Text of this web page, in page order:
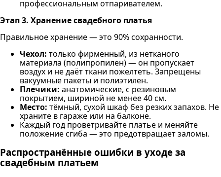
профессиональным отпаривателем.
Этап 3. Хранение свадебного платья
Правильное хранение — это 90% сохранности.
Чехол: только фирменный, из нетканого
материала (полипропилен) — он пропускает
воздух и не даёт ткани пожелтеть. Запрещены
вакуумные пакеты и полиэтилен.
Плечики: анатомические, с резиновым
покрытием, шириной не менее 40 см.
Место: тёмный, сухой шкаф без резких запахов. Не
храните в гараже или на балконе.
Каждый год проветривайте платье и меняйте
положение сгиба — это предотвращает заломы.
Распространённые ошибки в уходе за
свадебным платьем